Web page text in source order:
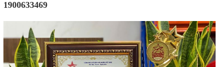
1900633469